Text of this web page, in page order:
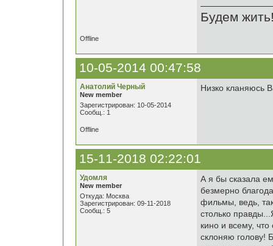
Будем
Offline
10-05-2014 00:47:58
Анатолий Черный
New member
Зарегистрирован: 10-05-2014
Сообщ.: 1
Низко кланяюсь
Offline
15-11-2018 02:22:01
Удомля
New member
Откуда: Москва
Зарегистрирован: 09-11-2018
Сообщ.: 5
А я бы сказала
безмерно
фильмы, ведь,
столько
кино и всему,
склоняю голову!